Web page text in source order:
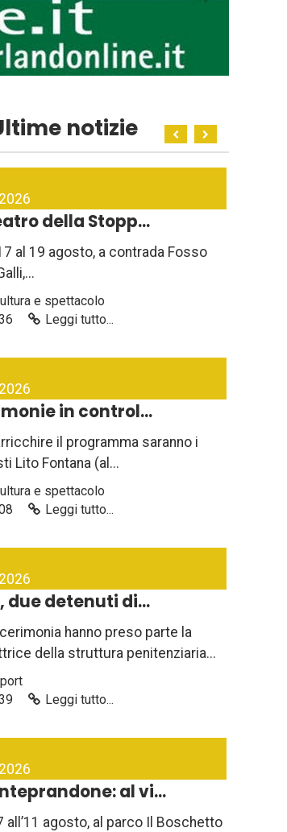
notizie
2026
della Stopp...
al 19 agosto, a contrada Fosso
e spettacolo
Leggi tutto...
2026
in control...
il programma saranno i
Lito Fontana (al...
e spettacolo
Leggi tutto...
2026
due detenuti di...
hanno preso parte la
della struttura penitenziaria...
Leggi tutto...
2026
al vi...
all’11 agosto, al parco Il Boschetto